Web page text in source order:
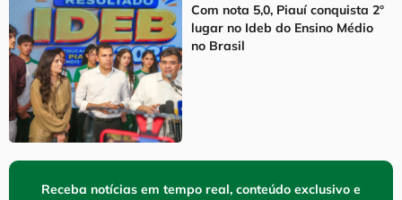
Com nota 5,0, Piauí conquista 2º
lugar no Ideb do Ensino Médio
no Brasil
Receba notícias em tempo real, conteúdo exclusivo e